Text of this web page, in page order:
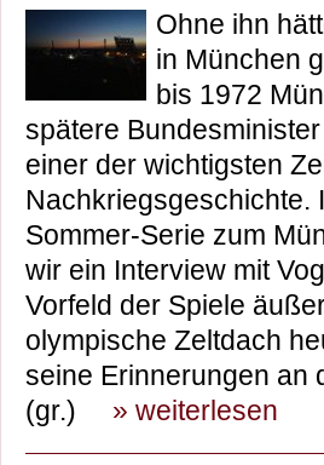
Ohne ihn
in München
bis 1972
spätere
einer der wichtigsten
Nachkriegsgeschichte.
Sommer-Serie zum
wir ein Interview mit
Vorfeld der Spiele
olympische Zeltdach
seine Erinnerungen an
(gr.) » weiterlesen